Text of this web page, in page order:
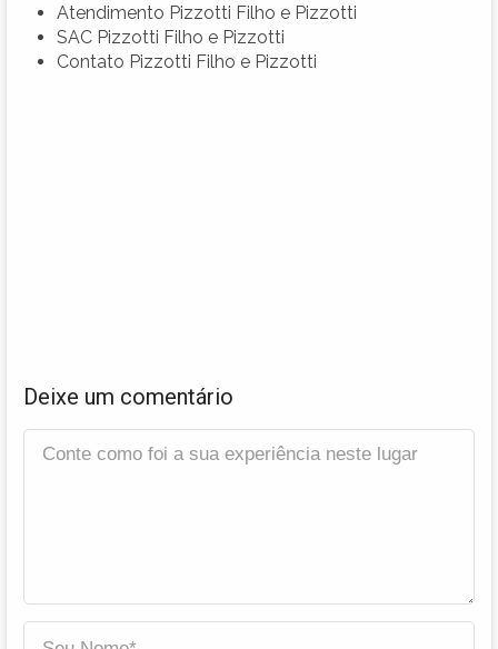
Atendimento Pizzotti Filho e Pizzotti
SAC Pizzotti Filho e Pizzotti
Contato Pizzotti Filho e Pizzotti
Deixe um comentário